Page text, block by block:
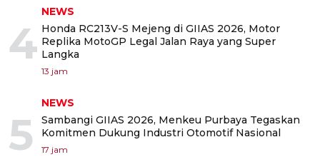
4
NEWS
Honda RC213V-S Mejeng di GIIAS 2026, Motor
Replika MotoGP Legal Jalan Raya yang Super
Langka
13 jam
5
NEWS
Sambangi GIIAS 2026, Menkeu Purbaya Tegaskan
Komitmen Dukung Industri Otomotif Nasional
17 jam